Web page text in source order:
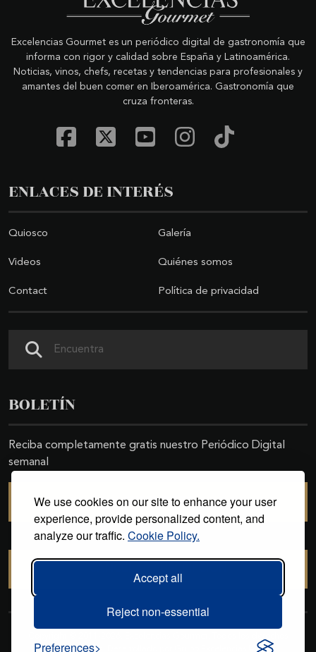
We use cookies on our site to enhance your user
experience, provide personalized content, and
analyze our traffic. Cookie Policy.
Accept all
Reject non-essential
Preferences
Excelencias Gourmet es un periódico digital de gastronomía que
informa con rigor y calidad sobre España y Latinoamérica.
Noticias, vinos, chefs, recetas y tendencias para profesionales y
amantes del buen comer en Iberoamérica. Gastronomía que
cruza fronteras.
ENLACES DE INTERÉS
Quiosco Galería
Videos Quiénes somos
Contact Política de privacidad
BOLETÍN
Reciba completamente gratis nuestro Periódico Digital
semanal
SUSCRIBIRSE
reservados. Desarrollado por
.